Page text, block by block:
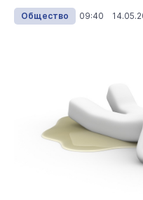
Общество 09:40